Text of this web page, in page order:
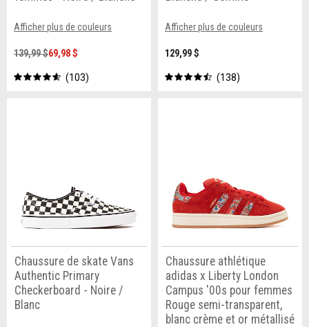
Afficher plus de couleurs
139,99 $69,98 $
103
Afficher plus de couleurs
129,99 $
138
Chaussure de skate Vans
Authentic Primary
Checkerboard - Noire /
Blanc
Chaussure athlétique
adidas x Liberty London
Campus '00s pour femmes
Rouge semi-transparent,
blanc crème et or métallisé